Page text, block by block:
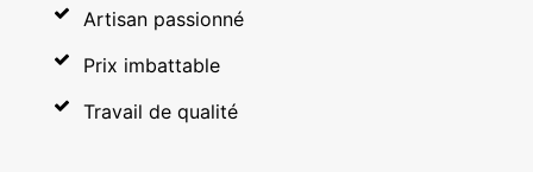
Artisan passionné
Prix imbattable
Travail de qualité